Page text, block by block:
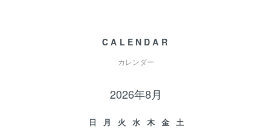
CALENDAR
カレンダー
2026年8月
日 月 火 水 木 金
土